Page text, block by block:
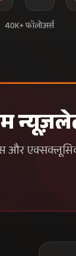
40K+ फॉलोअर्स
और